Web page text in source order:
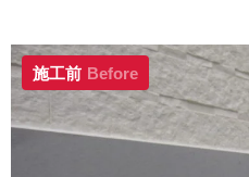
施工前 Before